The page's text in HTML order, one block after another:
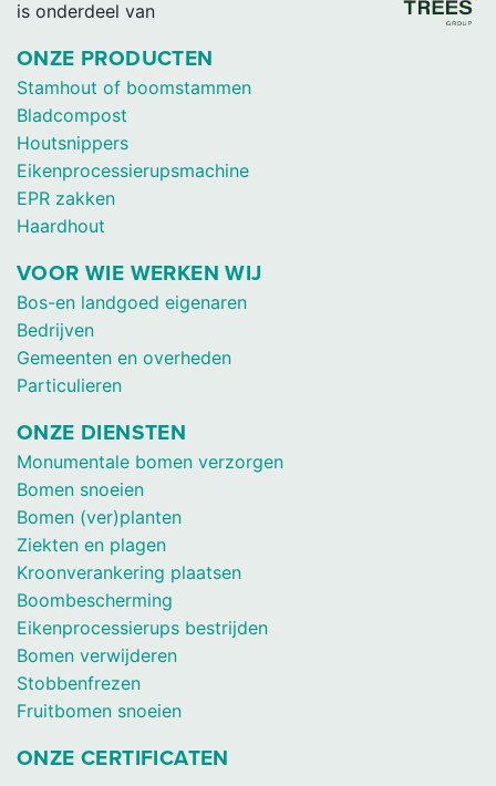
is onderdeel van
ONZE PRODUCTEN
Stamhout of boomstammen
Bladcompost
Houtsnippers
Eikenprocessierupsmachine
EPR zakken
Haardhout
VOOR WIE WERKEN WIJ
Bos-en landgoed eigenaren
Bedrijven
Gemeenten en overheden
Particulieren
ONZE DIENSTEN
Monumentale bomen verzorgen
Bomen snoeien
Bomen (ver)planten
Ziekten en plagen
Kroonverankering plaatsen
Boombescherming
Eikenprocessierups bestrijden
Bomen verwijderen
Stobbenfrezen
Fruitbomen snoeien
ONZE CERTIFICATEN